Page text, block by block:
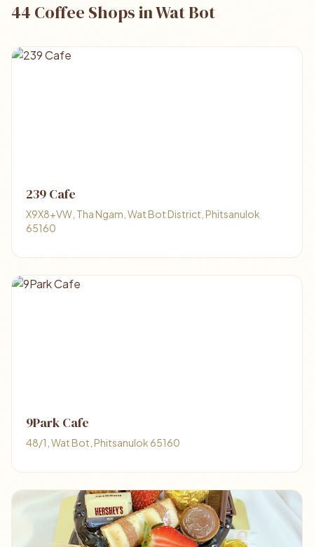
44 Coffee Shops in Wat Bot
239 Cafe
X9X8+VW, Tha Ngam, Wat Bot District, Phitsanulok
65160
9Park Cafe
48/1, Wat Bot, Phitsanulok 65160